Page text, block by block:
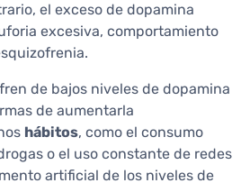
el exceso de dopamina
excesiva, comportamiento
de bajos niveles de dopamina
de aumentarla
hábitos, como el consumo
o el uso constante de redes
artificial de los niveles de